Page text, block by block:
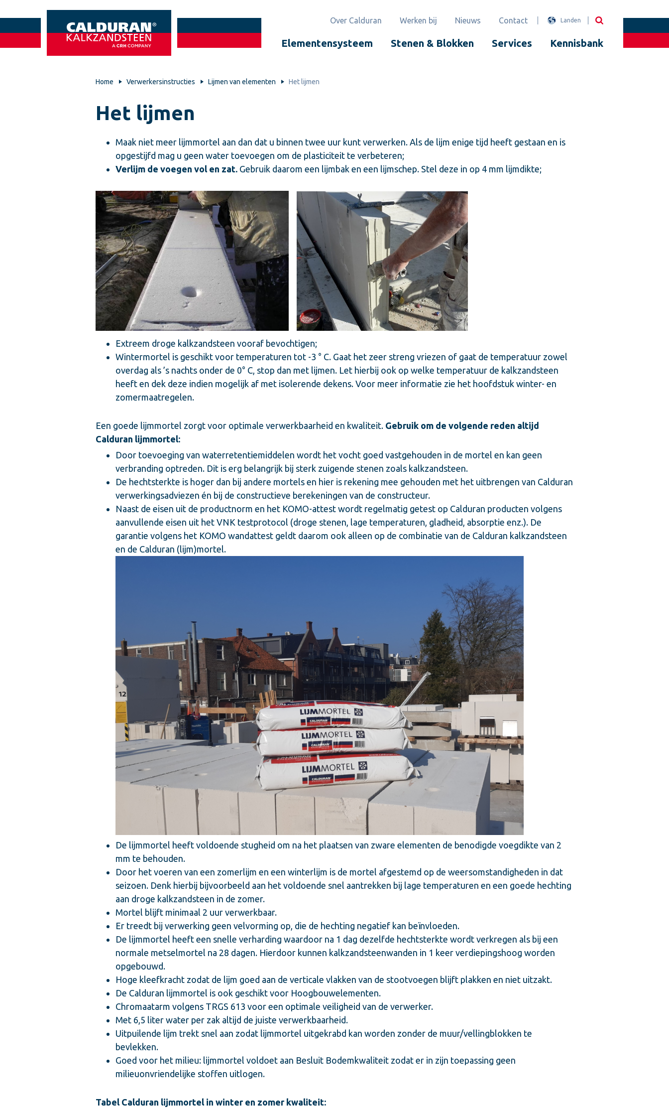
Over Calduran Werken bij Nieuws Contact Landen
Elementensysteem Stenen & Blokken Services Kennisbank
Home Verwerkersinstructies Lijmen van elementen Het lijmen
Het lijmen
Maak niet meer lijmmortel aan dan dat u binnen twee uur kunt verwerken. Als de lijm enige tijd heeft gestaan en is
opgestijfd mag u geen water toevoegen om de plasticiteit te verbeteren;
Verlijm de voegen vol en zat. Gebruik daarom een lijmbak en een lijmschep. Stel deze in op 4 mm lijmdikte;
Extreem droge kalkzandsteen vooraf bevochtigen;
Wintermortel is geschikt voor temperaturen tot -3 ° C. Gaat het zeer streng vriezen of gaat de temperatuur zowel
overdag als ’s nachts onder de 0° C, stop dan met lijmen. Let hierbij ook op welke temperatuur de kalkzandsteen
heeft en dek deze indien mogelijk af met isolerende dekens. Voor meer informatie zie het hoofdstuk winter- en
zomermaatregelen.
Een goede lijmmortel zorgt voor optimale verwerkbaarheid en kwaliteit. Gebruik om de volgende reden altijd
Calduran lijmmortel:
Door toevoeging van waterretentiemiddelen wordt het vocht goed vastgehouden in de mortel en kan geen
verbranding optreden. Dit is erg belangrijk bij sterk zuigende stenen zoals kalkzandsteen.
De hechtsterkte is hoger dan bij andere mortels en hier is rekening mee gehouden met het uitbrengen van Calduran
verwerkingsadviezen én bij de constructieve berekeningen van de constructeur.
Naast de eisen uit de productnorm en het KOMO-attest wordt regelmatig getest op Calduran producten volgens
aanvullende eisen uit het VNK testprotocol (droge stenen, lage temperaturen, gladheid, absorptie enz.). De
garantie volgens het KOMO wandattest geldt daarom ook alleen op de combinatie van de Calduran kalkzandsteen
en de Calduran (lijm)mortel.
De lijmmortel heeft voldoende stugheid om na het plaatsen van zware elementen de benodigde voegdikte van 2
mm te behouden.
Door het voeren van een zomerlijm en een winterlijm is de mortel afgestemd op de weersomstandigheden in dat
seizoen. Denk hierbij bijvoorbeeld aan het voldoende snel aantrekken bij lage temperaturen en een goede hechting
aan droge kalkzandsteen in de zomer.
Mortel blijft minimaal 2 uur verwerkbaar.
Er treedt bij verwerking geen velvorming op, die de hechting negatief kan beïnvloeden.
De lijmmortel heeft een snelle verharding waardoor na 1 dag dezelfde hechtsterkte wordt verkregen als bij een
normale metselmortel na 28 dagen. Hierdoor kunnen kalkzandsteenwanden in 1 keer verdiepingshoog worden
opgebouwd.
Hoge kleefkracht zodat de lijm goed aan de verticale vlakken van de stootvoegen blijft plakken en niet uitzakt.
De Calduran lijmmortel is ook geschikt voor Hoogbouwelementen.
Chromaatarm volgens TRGS 613 voor een optimale veiligheid van de verwerker.
Met 6,5 liter water per zak altijd de juiste verwerkbaarheid.
Uitpuilende lijm trekt snel aan zodat lijmmortel uitgekrabd kan worden zonder de muur/vellingblokken te
bevlekken.
Goed voor het milieu: lijmmortel voldoet aan Besluit Bodemkwaliteit zodat er in zijn toepassing geen
milieuonvriendelijke stoffen uitlogen.
Tabel Calduran lijmmortel in winter en zomer kwaliteit: